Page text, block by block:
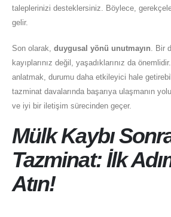
taleplerinizi desteklersiniz. Böylece,
gelir.
Son olarak, duygusal yönü unutmayın . Bir
kayıplarınız değil, yaşadıklarınız da
anlatmak, durumu daha etkileyici hale
tazminat davalarında başarıya ulaşmanın
ve iyi bir iletişim sürecinden geçer.
Mülk Kaybı
Tazminat: İlk
Atın!